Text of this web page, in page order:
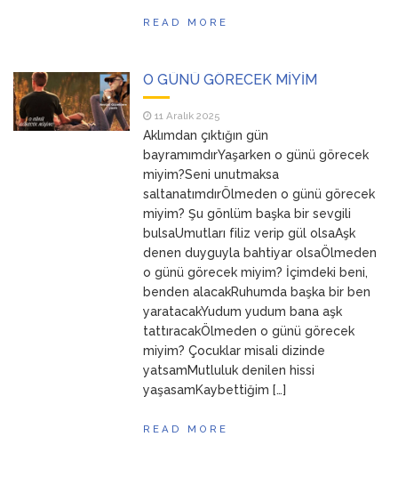
READ MORE
O GÜNÜ GÖRECEK MİYİM
11 Aralık 2025
Aklımdan çıktığın gün
bayramımdırYaşarken o günü görecek
miyim?Seni unutmaksa
saltanatımdırÖlmeden o günü görecek
miyim? Şu gönlüm başka bir sevgili
bulsaUmutları filiz verip gül olsaAşk
denen duyguyla bahtiyar olsaÖlmeden
o günü görecek miyim? İçimdeki beni,
benden alacakRuhumda başka bir ben
yaratacakYudum yudum bana aşk
tattıracakÖlmeden o günü görecek
miyim? Çocuklar misali dizinde
yatsamMutluluk denilen hissi
yaşasamKaybettiğim […]
READ MORE